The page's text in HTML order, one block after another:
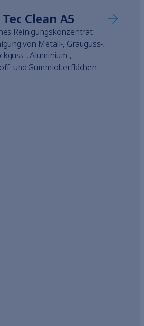
Clean A5
Reinigungskonzentrat
von Metall-, Grauguss-,
, Aluminium-,
und Gummioberflächen